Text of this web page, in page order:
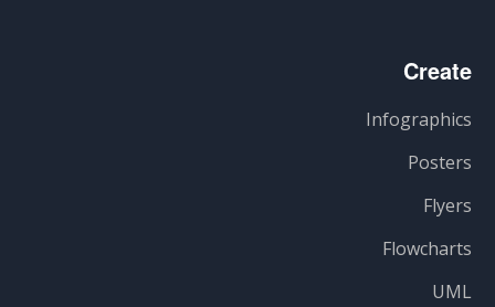
Create
Infographics
Posters
Flyers
Flowcharts
UML